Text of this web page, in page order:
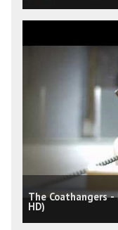
The Coathangers -
HD)